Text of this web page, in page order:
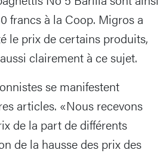
francs à la Coop. Migros a
le prix de certains produits,
clairement à ce sujet.
se manifestent
articles. «Nous recevons
de la part de différents
de la hausse des prix des